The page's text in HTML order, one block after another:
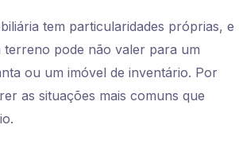
tem particularidades próprias, e
terreno pode não valer para um
ou um imóvel de inventário. Por
as situações mais comuns que